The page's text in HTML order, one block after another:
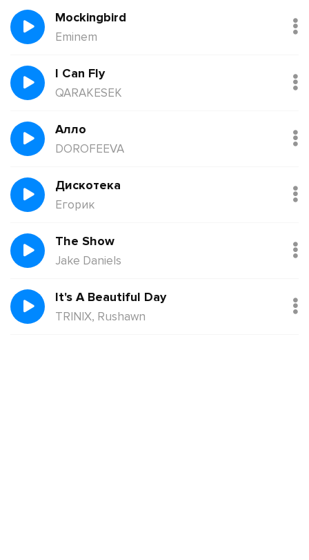
Mockingbird
Eminem
I Can Fly
QARAKESEK
Алло
DOROFEEVA
Дискотека
Егорик
The Show
Jake Daniels
It's A Beautiful Day
TRINIX, Rushawn